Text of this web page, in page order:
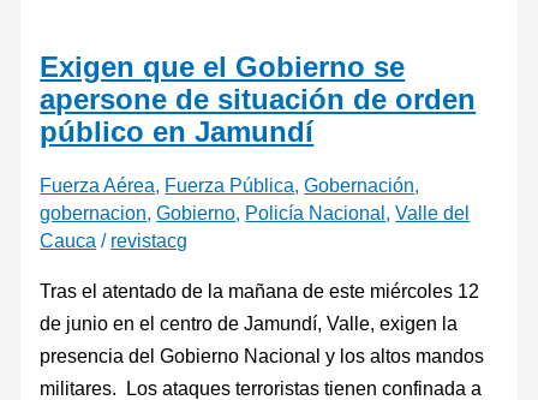
Exigen que el Gobierno se
apersone de situación de orden
público en Jamundí
Fuerza Aérea, Fuerza Pública,Gobernación,
gobernacion,Gobierno, Policía Nacional ,Valle del
Cauca / revistacg
Tras el atentado de la mañana de este miércoles 12
de junio en el centro de Jamundí, Valle, exigen la
presencia del Gobierno Nacional y los altos mandos
militares. Los ataques terroristas tienen confinada a